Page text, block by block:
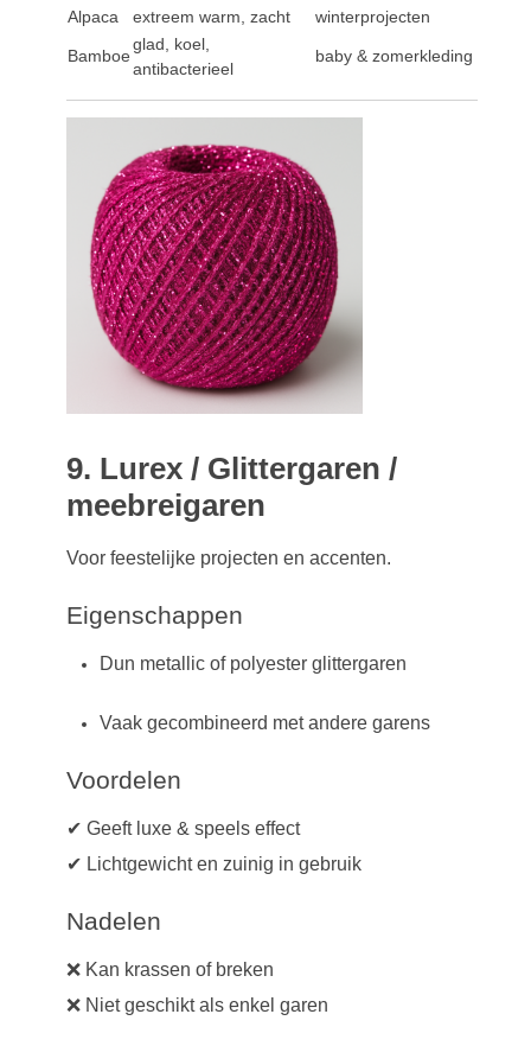
Alpaca
extreem warm, zacht winterprojecten
Bamboe
glad, koel,
antibacterieel
baby & zomerkleding
9. Lurex / Glittergaren /
meebreigaren
Voor feestelijke projecten en accenten.
Eigenschappen
Dun metallic of polyester glittergaren
Vaak gecombineerd met andere garens
Voordelen
✔ Geeft luxe & speels effect
✔ Lichtgewicht en zuinig in gebruik
Nadelen
❌ Kan krassen of breken
❌ Niet geschikt als enkel garen